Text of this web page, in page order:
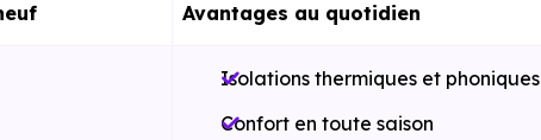
Avantages au quotidien
Isolations thermiques et phoniques
Confort en toute saison